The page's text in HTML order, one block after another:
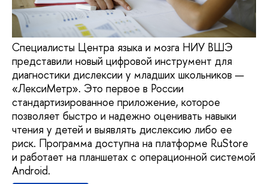
Специалисты Центра языка и мозга НИУ ВШЭ
представили новый цифровой инструмент для
диагностики дислексии у младших школьников —
«ЛексиМетр». Это первое в России
стандартизированное приложение, которое
позволяет быстро и надежно оценивать навыки
чтения у детей и выявлять дислексию либо ее
риск. Программа доступна на платформе RuStore
и работает на планшетах с операционной системой
Android.